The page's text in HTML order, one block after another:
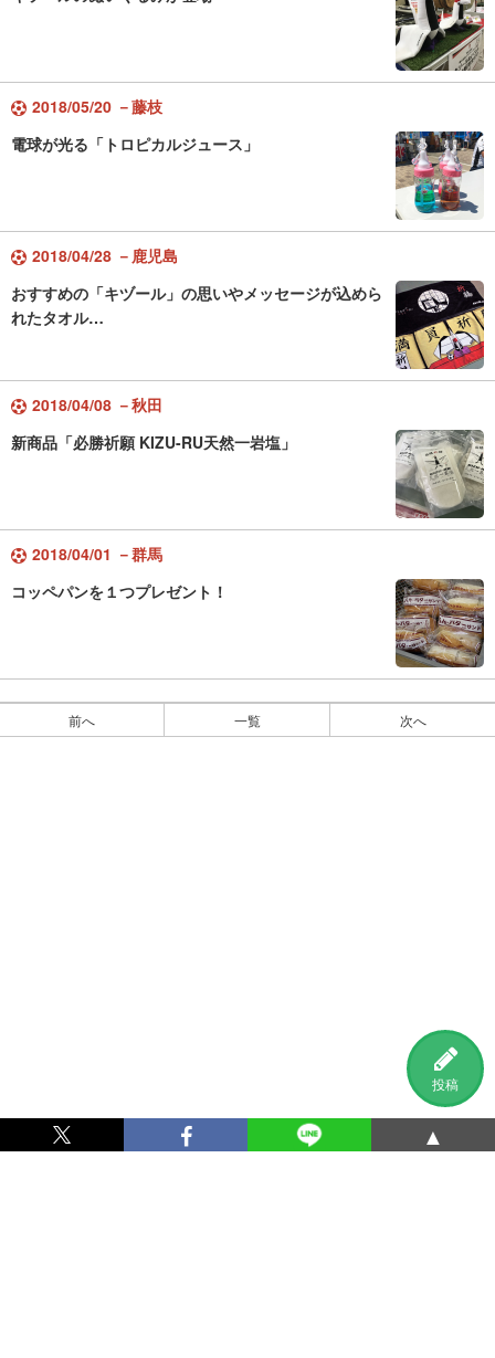
投稿
2018/05/20 －藤枝
電球が光る「トロピカルジュース」
2018/04/28 －鹿児島
おすすめの「キヅール」の思いやメッセージが込めら
れたタオル…
2018/04/08 －秋田
新商品「必勝祈願 KIZU-RU天然一岩塩」
2018/04/01 －群馬
コッペパンを１つプレゼント！
前へ 一覧 次へ
▲